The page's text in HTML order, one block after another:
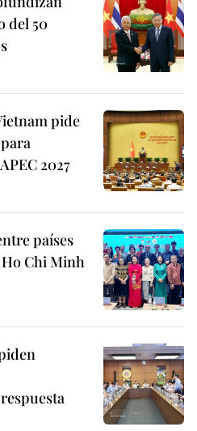
del 50
pide
2027
países
Ho Chi Minh